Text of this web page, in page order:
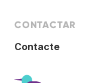
CONTACTAR
Contacte